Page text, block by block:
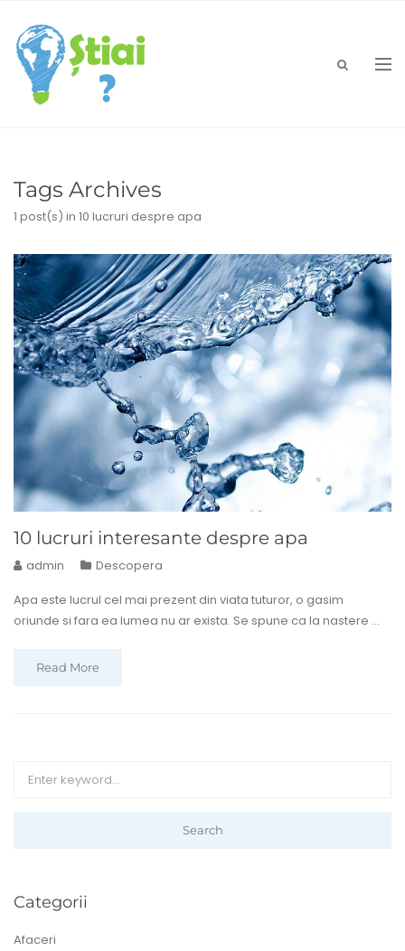
Tags Archives
1 post(s) in 10 lucruri despre apa
10 lucruri interesante despre apa
admin
Descopera
Apa este lucrul cel mai prezent din viata tuturor, o gasim
oriunde si fara ea lumea nu ar exista. Se spune ca la nastere ...
Read More
Search
Categorii
Afaceri